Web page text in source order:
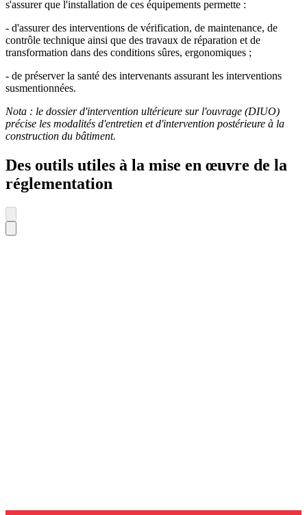
s'assurer que l'installation de ces équipements permette :
- d'assurer des interventions de vérification, de maintenance, de
contrôle technique ainsi que des travaux de réparation et de
transformation dans des conditions sûres, ergonomiques ;
- de préserver la santé des intervenants assurant les interventions
susmentionnées.
Nota : le dossier d'intervention ultérieure sur l'ouvrage (DIUO)
précise les modalités d'entretien et d'intervention postérieure à la
construction du bâtiment.
Des outils utiles à la mise en œuvre de la
réglementation